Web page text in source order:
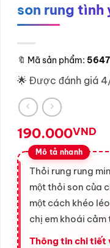
son rung tình
🔖 Mã sản phẩm: 5647
🌟 Được đánh giá
190.000VND
Thỏi rung rung
một thỏi son của
một cách khéo
chị em khoái cảm
Thông tin chi tiết